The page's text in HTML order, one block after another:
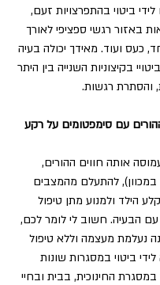
ביטוי בהתפרצויות זעם,
באזור רגשי ספציפי לאורך
כעס ועוד. מאידך יכולה בעיה
בקיצוניות השנייה בין היתר
והסתרת רגשות.
עם סימפטומים על רקע
אותה חווים ההורים,
להתעלם מהמצבים
הילד ולמנוע מתן טיפול
הבעיה. חשוב לי לומר לכם,
נעלמת מעצמה וללא טיפול
ביטוי במסגרות שונות
במסגרת החינוכית, בבית ובחיי